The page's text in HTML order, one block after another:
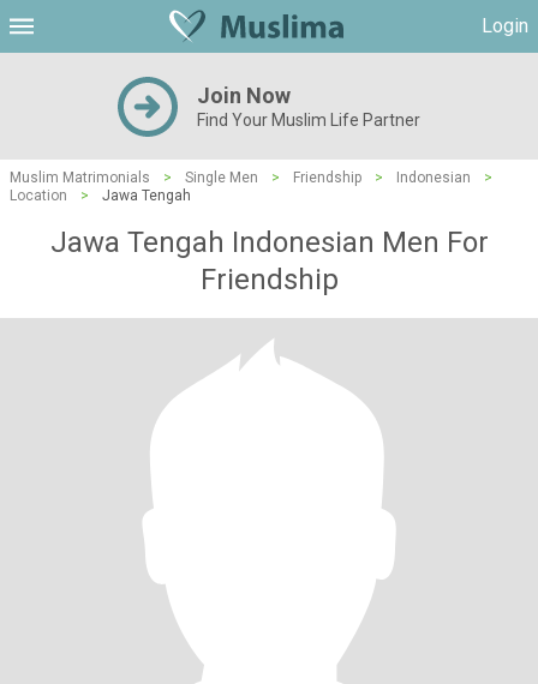
Login
Join Now
Find Your Muslim Life Partner
Muslim Matrimonials > Single Men > Friendship > Indonesian
>
Location
> Jawa Tengah
Jawa Tengah Indonesian Men For
Friendship